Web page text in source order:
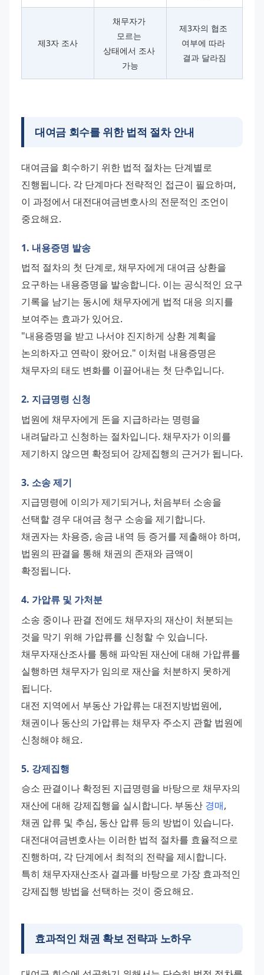
제3자 조사
채무자가
모르는
상태에서 조사
가능
제3자의 협조
여부에 따라
결과 달라짐
대여금 회수를 위한 법적 절차 안내
대여금을 회수하기 위한 법적 절차는 단계별로
진행됩니다. 각 단계마다 전략적인 접근이 필요하며,
이 과정에서 대전대여금변호사의 전문적인 조언이
중요해요.
1. 내용증명 발송
법적 절차의 첫 단계로, 채무자에게 대여금 상환을
요구하는 내용증명을 발송합니다. 이는 공식적인 요구
기록을 남기는 동시에 채무자에게 법적 대응 의지를
보여주는 효과가 있어요.
"내용증명을 받고 나서야 진지하게 상환 계획을
논의하자고 연락이 왔어요." 이처럼 내용증명은
채무자의 태도 변화를 이끌어내는 첫 단추입니다.
2. 지급명령 신청
법원에 채무자에게 돈을 지급하라는 명령을
내려달라고 신청하는 절차입니다. 채무자가 이의를
제기하지 않으면 확정되어 강제집행의 근거가 됩니다.
3. 소송 제기
지급명령에 이의가 제기되거나, 처음부터 소송을
선택할 경우 대여금 청구 소송을 제기합니다.
채권자는 차용증, 송금 내역 등 증거를 제출해야 하며,
법원의 판결을 통해 채권의 존재와 금액이
확정됩니다.
4. 가압류 및 가처분
소송 중이나 판결 전에도 채무자의 재산이 처분되는
것을 막기 위해 가압류를 신청할 수 있습니다.
채무자재산조사를 통해 파악된 재산에 대해 가압류를
실행하면 채무자가 임의로 재산을 처분하지 못하게
됩니다.
대전 지역에서 부동산 가압류는 대전지방법원에,
채권이나 동산의 가압류는 채무자 주소지 관할 법원에
신청해야 해요.
5. 강제집행
승소 판결이나 확정된 지급명령을 바탕으로 채무자의
재산에 대해 강제집행을 실시합니다. 부동산 경매,
채권 압류 및 추심, 동산 압류 등의 방법이 있습니다.
대전대여금변호사는 이러한 법적 절차를 효율적으로
진행하며, 각 단계에서 최적의 전략을 제시합니다.
특히 채무자재산조사 결과를 바탕으로 가장 효과적인
강제집행 방법을 선택하는 것이 중요해요.
효과적인 채권 확보 전략과 노하우